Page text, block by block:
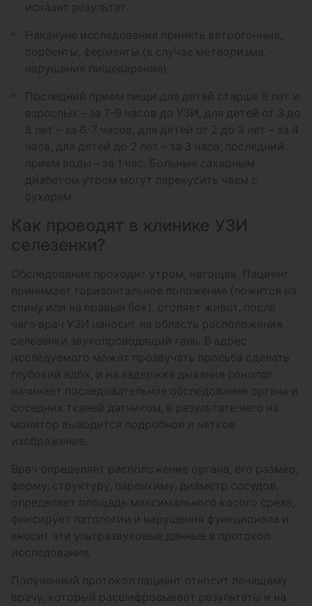
исказит результат.
Накануне исследования принять ветрогонные,
сорбенты, ферменты (в случае метеоризма,
нарушения пищеварения).
Последний прием пищи для детей старше 8 лет и
взрослых – за 7-9 часов до УЗИ, для детей от 3 до
8 лет – за 6-7 часов, для детей от 2 до 3 лет – за 4
часа, для детей до 2 лет – за 3 часа; последний
прием воды – за 1 час. Больные сахарным
диабетом утром могут перекусить чаем с
сухарем.
Как проводят в клинике УЗИ
селезенки?
Обследование проходит утром, натощак. Пациент
принимает горизонтальное положение (ложится на
спину или на правый бок), оголяет живот, после
чего врач УЗИ наносит на область расположения
селезенки звукопроводящий гель. В адрес
исследуемого может прозвучать просьба сделать
глубокий вдох, и на задержке дыхания сонолог
начинает последовательное обследование органа и
соседних тканей датчиком, в результате чего на
монитор выводится подробное и четкое
изображение.
Врач определяет расположение органа, его размер,
форму, структуру, паренхиму, диаметр сосудов,
определяет площадь максимального косого среза,
фиксирует патологии и нарушения функционала и
вносит эти ультразвуковые данные в протокол
исследования.
Полученный протокол пациент относит лечащему
врачу, который расшифровывает результаты и на
УЗИ мочевого пузыря с определением
остаточной мочи